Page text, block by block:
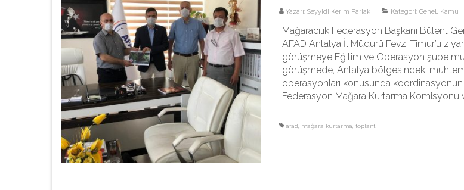
Yazarı: Seyyidi Kerim Parlak| Kategori: Genel Kamu
Mağaracılık Federasyon Başkanı Bülent
AFAD Antalya İl Müdürü Fevzi Timur’u
görüşmeye Eğitim ve Operasyon şube
görüşmede, Antalya bölgesindeki
operasyonları konusunda
Federasyon Mağara Kurtarma Komisyonu
afad mağara kurtarma toplantı